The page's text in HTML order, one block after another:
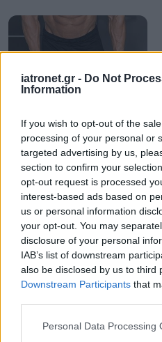
iatronet.gr - Do Not
Information
If you wish to opt-out of the
processing of your personal or
targeted advertising by us,
section to confirm your
opt-out request is processed
interest-based ads based on
us or personal information
your opt-out. You may
disclosure of your personal
IAB’s list of downstream
also be disclosed by us to third
Downstream Participants that
Please note that this website/
Personal Data Processing
Συντονιστείτε με όσα το
σώμα σας προσπαθεί να
σας πει!
Παρασκευή, 11 Μαΐου 2012
ξεκίνημα